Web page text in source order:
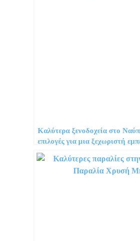
Καλύτερα ξενοδοχεία στο
επιλογές για μια ξεχωριστή